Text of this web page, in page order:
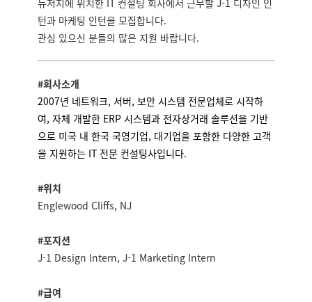
뉴저지에 위치한 IT 컨설팅 회사에서 근무할 J-1 디자인 인
턴과 마케팅 인턴을 모집합니다.
관심 있으신 분들의 많은 지원 바랍니다.
#회사소개
2007년 네트워크, 서버, 보안 시스템 전문업체로 시작하
여, 자체 개발한 ERP 시스템과 전자상거래 솔루션을 기반
으로 미국 내 한국 국영기업, 대기업을 포함한 다양한 고객
을 지원하는 IT 전문 컨설팅사입니다.
#위치
Englewood Cliffs, NJ
#포지션
J-1 Design Intern, J-1 Marketing Intern
#급여